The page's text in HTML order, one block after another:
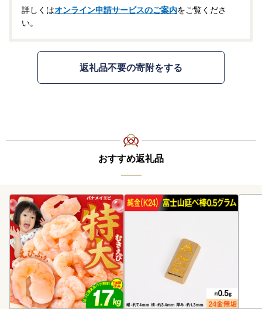
詳しくはオンライン申請サービスのご案内をご覧くださ
い。
返礼品不要の寄附をする
おすすめ返礼品